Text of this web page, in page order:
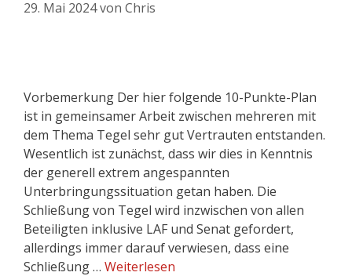
29. Mai 2024von Chris
Vorbemerkung Der hier folgende 10-Punkte-Plan
ist in gemeinsamer Arbeit zwischen mehreren mit
dem Thema Tegel sehr gut Vertrauten entstanden.
Wesentlich ist zunächst, dass wir dies in Kenntnis
der generell extrem angespannten
Unterbringungssituation getan haben. Die
Schließung von Tegel wird inzwischen von allen
Beteiligten inklusive LAF und Senat gefordert,
allerdings immer darauf verwiesen, dass eine
Schließung … Weiterlesen